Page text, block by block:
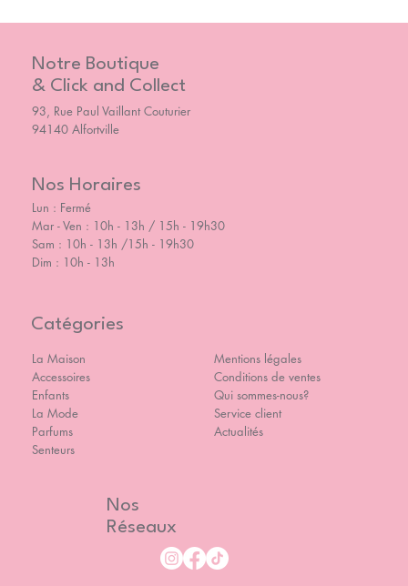
Notre Boutique
& Click and Collect
93, Rue Paul Vaillant Couturier
94140 Alfortville
Nos Horaires
Lun : Fermé
Mar - Ven : 10h - 13h / 15h - 19h30
Sam : 10h - 13h /15h - 19h30
Dim : 10h - 13h
Catégories
La Maison
Accessoires
Enfants
La Mode
Parfums
Senteurs
Mentions légales
Conditions de ventes
Qui sommes-nous?
Service client
Actualités
Nos
Réseaux